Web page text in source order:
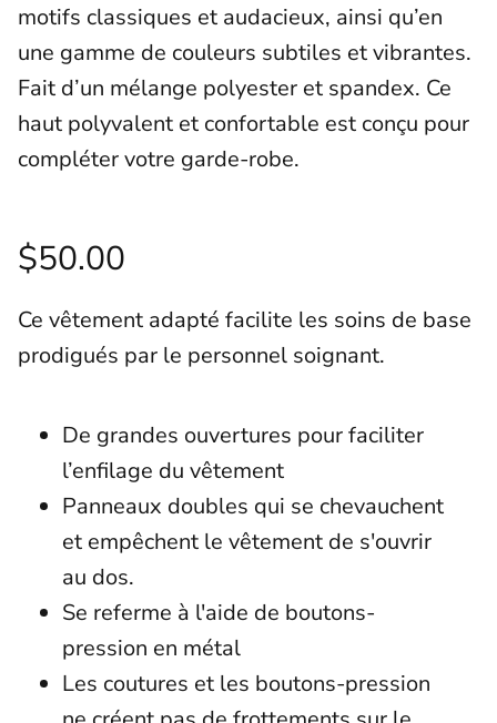
motifs classiques et audacieux, ainsi qu’en
une gamme de couleurs subtiles et vibrantes.
Fait d’un mélange polyester et spandex. Ce
haut polyvalent et confortable est conçu pour
compléter votre garde-robe.
$50.00
Ce vêtement adapté facilite les soins de base
prodigués par le personnel soignant.
De grandes ouvertures pour faciliter
l’enfilage du vêtement
Panneaux doubles qui se chevauchent
et empêchent le vêtement de s'ouvrir
au dos.
Se referme à l'aide de boutons-
pression en métal
Les coutures et les boutons-pression